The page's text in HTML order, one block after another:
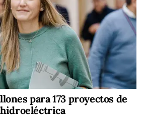
para 173 proyectos de